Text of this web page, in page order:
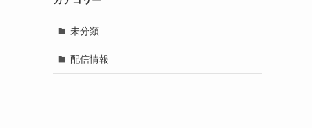
未分類
配信情報